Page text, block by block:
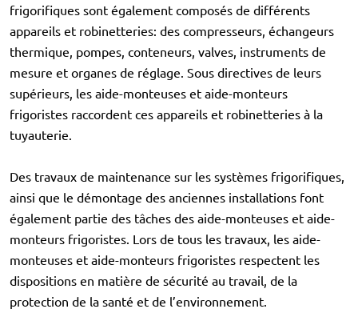
frigorifiques sont également composés de différents
appareils et robinetteries: des compresseurs, échangeurs
thermique, pompes, conteneurs, valves, instruments de
mesure et organes de réglage. Sous directives de leurs
supérieurs, les aide-monteuses et aide-monteurs
frigoristes raccordent ces appareils et robinetteries à la
tuyauterie.
Des travaux de maintenance sur les systèmes frigorifiques,
ainsi que le démontage des anciennes installations font
également partie des tâches des aide-monteuses et aide-
monteurs frigoristes. Lors de tous les travaux, les aide-
monteuses et aide-monteurs frigoristes respectent les
dispositions en matière de sécurité au travail, de la
protection de la santé et de l’environnement.